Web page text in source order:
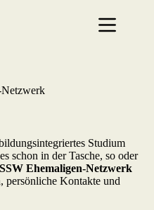
Studium
schon in der Tasche, so oder
Ehemaligen-Netzwerk
persönliche Kontakte und